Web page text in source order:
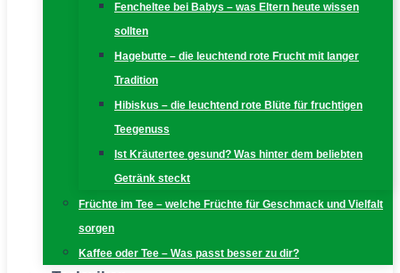
Fencheltee bei Babys – was Eltern heute wissen
sollten
Hagebutte – die leuchtend rote Frucht mit langer
Tradition
Hibiskus – die leuchtend rote Blüte für fruchtigen
Teegenuss
Ist Kräutertee gesund? Was hinter dem beliebten
Getränk steckt
Früchte im Tee – welche Früchte für Geschmack und Vielfalt
sorgen
Kaffee oder Tee – Was passt besser zu dir?